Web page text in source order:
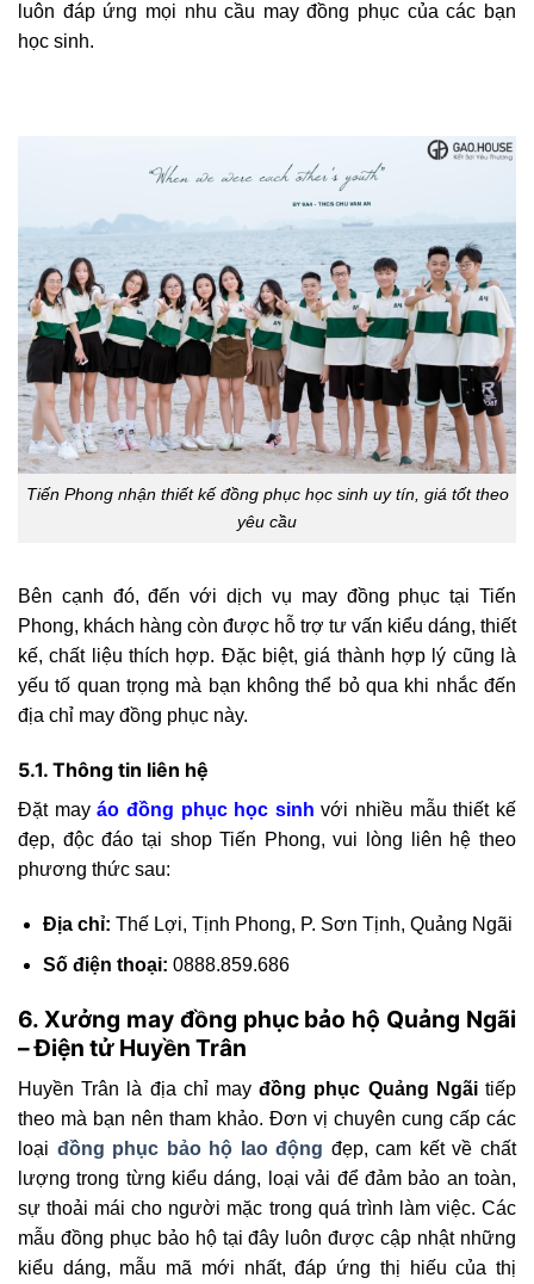
luôn đáp ứng mọi nhu cầu may đồng phục của các bạn
học sinh.
Tiến Phong nhận thiết kế đồng phục học sinh uy tín, giá tốt theo
yêu cầu
Bên cạnh đó, đến với dịch vụ may đồng phục tại Tiến
Phong, khách hàng còn được hỗ trợ tư vấn kiểu dáng, thiết
kế, chất liệu thích hợp. Đặc biệt, giá thành hợp lý cũng là
yếu tố quan trọng mà bạn không thể bỏ qua khi nhắc đến
địa chỉ may đồng phục này.
5.1. Thông tin liên hệ
Đặt mayáo đồng phục học sinh với nhiều mẫu thiết kế
đẹp, độc đáo tại shop Tiến Phong, vui lòng liên hệ theo
phương thức sau:
Địa chỉ: Thế Lợi, Tịnh Phong, P. Sơn Tịnh, Quảng Ngãi
Số điện thoại: 0888.859.686
6. Xưởng may đồng phục bảo hộ Quảng Ngãi
– Điện tử Huyền Trân
Huyền Trân là địa chỉ mayđồng phục Quảng Ngãitiếp
theo mà bạn nên tham khảo. Đơn vị chuyên cung cấp các
loại đồng phục bảo hộ lao động đẹp, cam kết về chất
lượng trong từng kiểu dáng, loại vải để đảm bảo an toàn,
sự thoải mái cho người mặc trong quá trình làm việc. Các
mẫu đồng phục bảo hộ tại đây luôn được cập nhật những
kiểu dáng, mẫu mã mới nhất, đáp ứng thị hiếu của thị